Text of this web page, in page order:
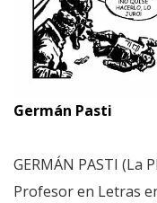
Germán Pasti
GERMÁN PASTI (La
Profesor en Letras